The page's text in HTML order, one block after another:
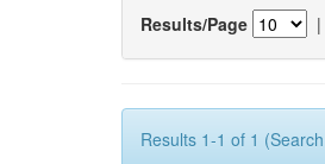
Results/Page |
Results 1-1 of 1